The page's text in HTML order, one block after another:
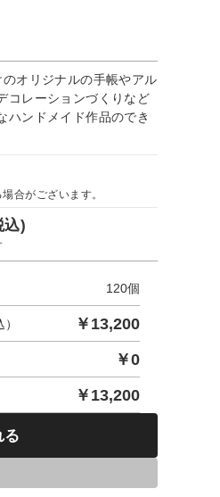
オリジナルの手帳やアル
コレーションづくりなど
ハンドメイド作品のでき
合がございます。
込)
120個
￥ 13,200
￥0
￥ 13,200
る